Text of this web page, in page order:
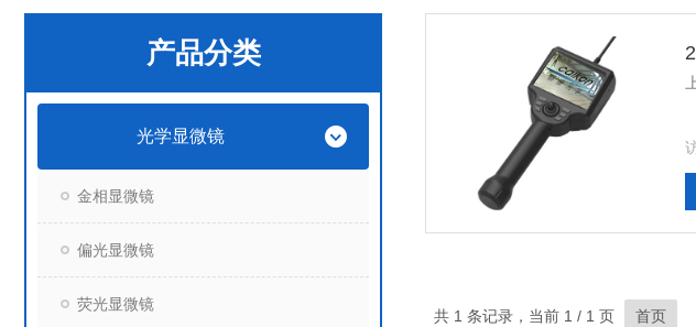
产品分类
光学显微镜
金相显微镜
偏光显微镜
荧光显微镜
共 1 条记录，当前 1 / 1 页 首页